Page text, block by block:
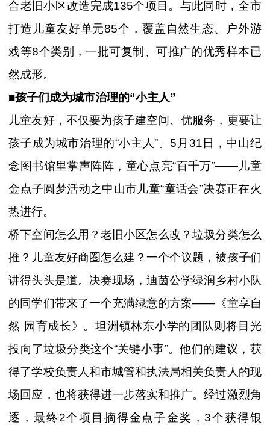
合老旧小区改造完成135个项目。与此同时，全市
打造儿童友好单元85个，覆盖自然生态、户外游
戏等8个类别，一批可复制、可推广的优秀样本已
然成形。
■孩子们成为城市治理的“小主人”
儿童友好，不仅要为孩子建空间、优服务，更要让
孩子成为城市治理的“小主人”。5月31日，中山纪
念图书馆里掌声阵阵，童心点亮“百千万”——儿童
金点子圆梦活动之中山市儿童“童话会”决赛正在火
热进行。
桥下空间怎么用？老旧小区怎么改？垃圾分类怎么
推？儿童友好商圈怎么建？一个个议题，被孩子们
讲得头头是道。决赛现场，迪茵公学绿润乡村小队
的同学们带来了一个充满绿意的方案——《童享自
然 园育成长》。坦洲镇林东小学的团队则将目光
投向了垃圾分类这个“关键小事”。他们的建议，获
得了学校负责人和市城管和执法局相关负责人的现
场回应，也将获得进一步落实和推广。经过激烈角
逐，最终2个项目摘得金点子金奖，3个获得银